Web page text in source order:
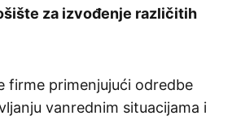
za izvođenje različitih
firme primenjujući odredbe
vanrednim situacijama i